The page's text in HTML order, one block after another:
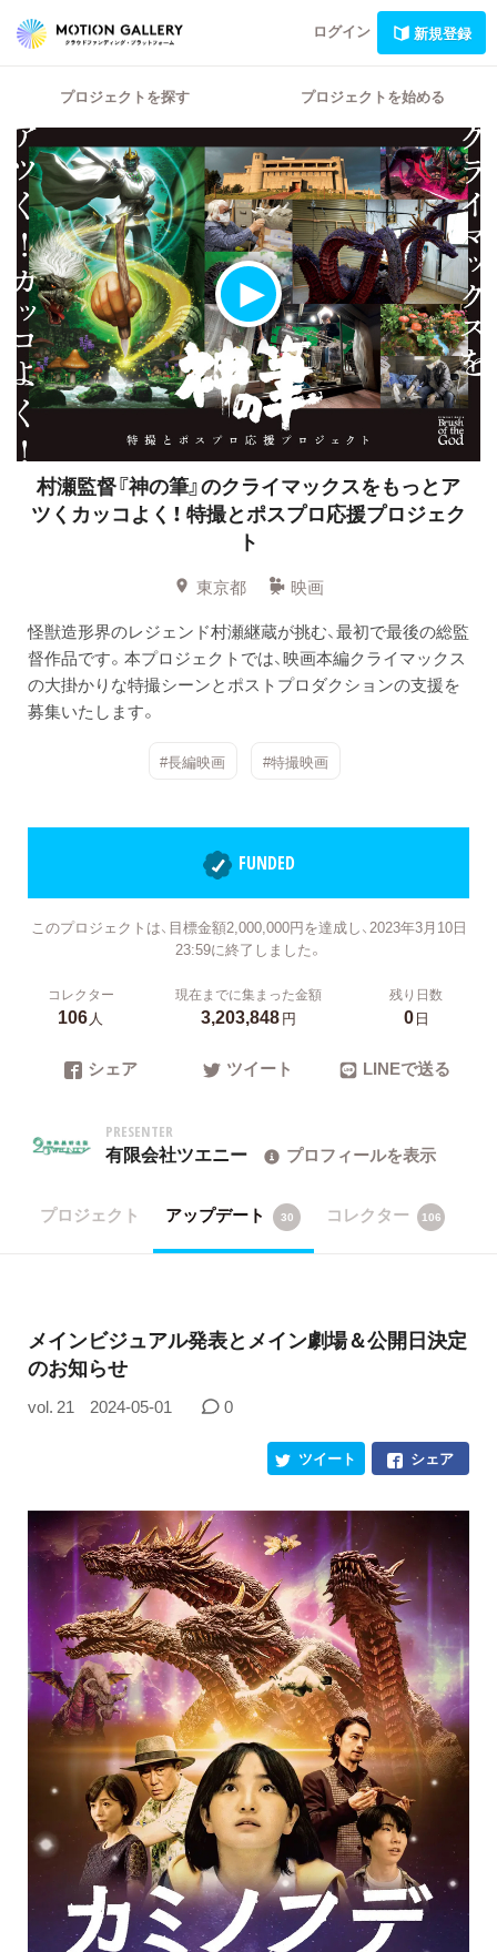
ログイン 新規登録
プロジェクトを探す プロジェクトを始める
村瀬監督『神の筆』のクライマックスをもっとア
ツくカッコよく！ 特撮とポスプロ応援プロジェク
ト
東京都
映画
怪獣造形界のレジェンド村瀬継蔵が挑む、最初で最後の総監
督作品です。本プロジェクトでは、映画本編クライマックス
の大掛かりな特撮シーンとポストプロダクションの支援を
募集いたします。
#長編映画 #特撮映画
FUNDED
このプロジェクトは、目標金額2,000,000円を達成し、2023年3月10日
23:59に終了しました。
コレクター
106人
現在までに集まった金額
3,203,848円
残り日数
0日
シェア ツイート LINEで送る
PRESENTER
有限会社ツエニー プロフィールを表示
プロジェクト アップデート 30 コレクター 106
メインビジュアル発表とメイン劇場＆公開日決定
のお知らせ
vol. 21 2024-05-01 0
シェア
ツイート